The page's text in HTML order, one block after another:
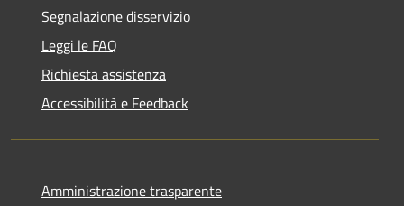
Segnalazione disservizio
Leggi le FAQ
Richiesta assistenza
Accessibilità e Feedback
Amministrazione trasparente